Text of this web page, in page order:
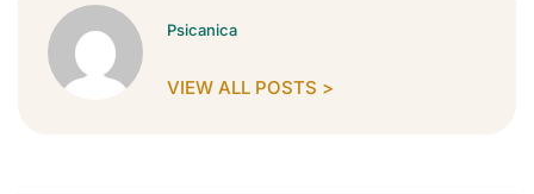
Psicanica
VIEW ALL POSTS >